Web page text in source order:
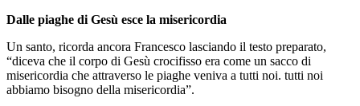
Dalle piaghe di Gesù esce la misericordia
Un santo, ricorda ancora Francesco lasciando il testo preparato,
“diceva che il corpo di Gesù crocifisso era come un sacco di
misericordia che attraverso le piaghe veniva a tutti noi. tutti noi
abbiamo bisogno della misericordia”.